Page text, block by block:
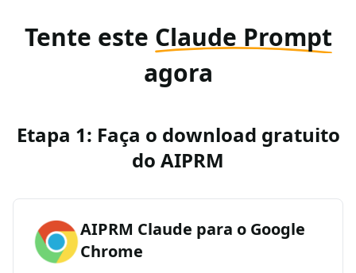
Tente este Claude Prompt
agora
Etapa 1: Faça o download gratuito
do AIPRM
AIPRM Claude para o Google
Chrome